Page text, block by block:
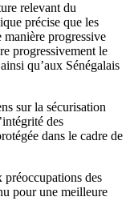
relevant du
précise que les
manière progressive
progressivement le
qu’aux Sénégalais
sur la sécurisation
des
dans le cadre de
préoccupations des
pour une meilleure